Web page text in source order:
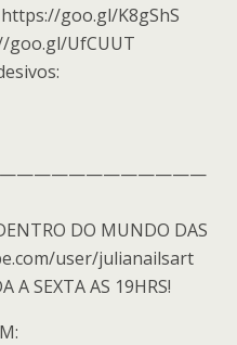
goo.gl/K8gShS
goo.gl/UfCUUT
DO MUNDO DAS
user/julianailsart
A SEXTA AS 19HRS!